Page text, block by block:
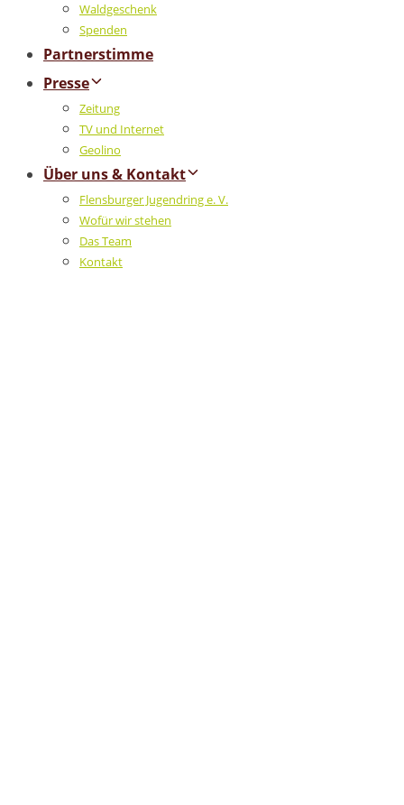
Waldgeschenk
Spenden
Partnerstimme
Presse
Zeitung
TV und Internet
Geolino
Über uns & Kontakt
Flensburger Jugendring e. V.
Wofür wir stehen
Das Team
Kontakt